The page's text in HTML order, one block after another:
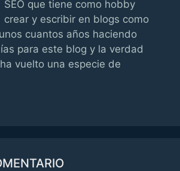
SEO que tiene como hobby
crear y escribir en blogs como
cuantos años haciendo
para este blog y la verdad
vuelto una especie de